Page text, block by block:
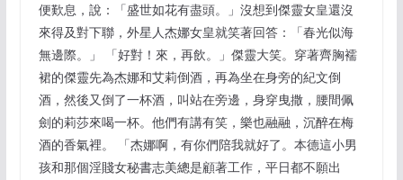
便歎息，說：「盛世如花有盡頭。」沒想到傑靈女皇還沒
來得及對下聯，外星人杰娜女皇就笑著回答：「春光似海
無邊際。」 「好對！來，再飲。」傑靈大笑。穿著齊胸襦
裙的傑靈先為杰娜和艾莉倒酒，再為坐在身旁的紀文倒
酒，然後又倒了一杯酒，叫站在旁邊，身穿曳撒，腰間佩
劍的莉莎來喝一杯。他們有講有笑，樂也融融，沉醉在梅
酒的香氣裡。 「杰娜啊，有你們陪我就好了。本德這小男
孩和那個淫賤女秘書志美總是顧著工作，平日都不願出